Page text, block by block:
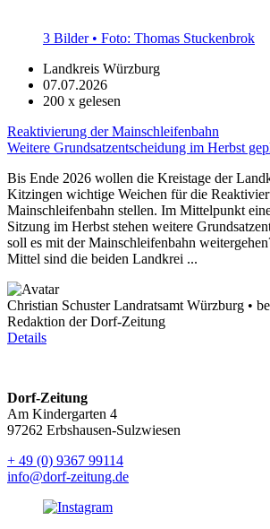
3 Bilder • Foto: Thomas Stuckenbrok
Landkreis Würzburg
07.07.2026
200 x gelesen
Reaktivierung der Mainschleifenbahn
Weitere Grundsatzentscheidung im Herbst
Bis Ende 2026 wollen die Kreistage der
Kitzingen wichtige Weichen für die
Mainschleifenbahn stellen. Im Mittelpunkt
Sitzung im Herbst stehen weitere
soll es mit der Mainschleifenbahn
Mittel sind die beiden Landkrei ...
Christian Schuster Landratsamt Würzburg •
Redaktion der Dorf-Zeitung
Details
Dorf-Zeitung
Am Kindergarten 4
97262 Erbshausen-Sulzwiesen
+ 49 (0) 9367 99114
info@dorf-zeitung.de